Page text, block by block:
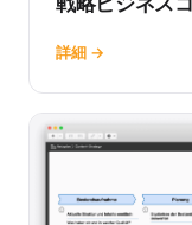
詳細 →